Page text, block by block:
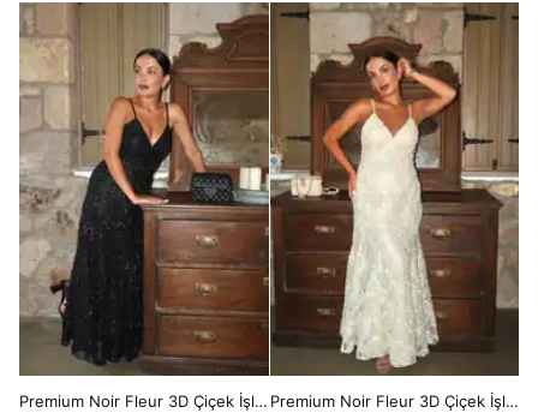
Premium Noir Fleur 3D Çiçek İşlemeli V Yaka Askılı Maxi Siyah Elbise
Premium Noir Fleur 3D Çiçek İşlemeli V Yaka Askılı Maxi Ekru Elbise